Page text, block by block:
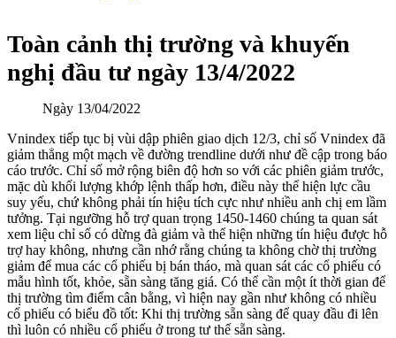
Toàn cảnh thị trường và khuyến
nghị đầu tư ngày 13/4/2022
Ngày 13/04/2022
Vnindex tiếp tục bị vùi dập phiên giao dịch 12/3, chỉ số Vnindex đã
giảm thẳng một mạch về đường trendline dưới như đề cập trong báo
cáo trước. Chỉ số mở rộng biên độ hơn so với các phiên giảm trước,
mặc dù khối lượng khớp lệnh thấp hơn, điều này thể hiện lực cầu
suy yếu, chứ không phải tín hiệu tích cực như nhiều anh chị em lầm
tưởng. Tại ngưỡng hỗ trợ quan trọng 1450-1460 chúng ta quan sát
xem liệu chỉ số có dừng đà giảm và thể hiện những tín hiệu được hỗ
trợ hay không, nhưng cần nhớ rằng chúng ta không chờ thị trường
giảm để mua các cổ phiếu bị bán tháo, mà quan sát các cổ phiếu có
mẫu hình tốt, khỏe, sẵn sàng tăng giá. Có thể cần một ít thời gian để
thị trường tìm điểm cân bằng, vì hiện nay gần như không có nhiều
cổ phiếu có biểu đồ tốt: Khi thị trường sẵn sàng để quay đầu đi lên
thì luôn có nhiều cổ phiếu ở trong tư thế sẵn sàng.